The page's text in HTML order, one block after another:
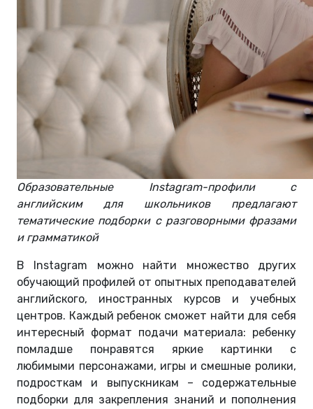
Образовательные Instagram-профили с
английским для школьников предлагают
тематические подборки с разговорными фразами
и грамматикой
В Instagram можно найти множество других
обучающий профилей от опытных преподавателей
английского, иностранных курсов и учебных
центров. Каждый ребенок сможет найти для себя
интересный формат подачи материала: ребенку
помладше понравятся яркие картинки с
любимыми персонажами, игры и смешные ролики,
подросткам и выпускникам – содержательные
подборки для закрепления знаний и пополнения